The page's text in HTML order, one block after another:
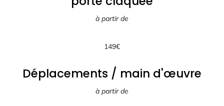
à partir de
149€
Déplacements / main d'œuvre
à partir de